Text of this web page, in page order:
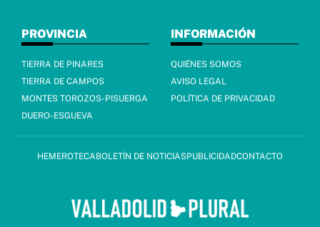
PROVINCIA
TIERRA DE PINARES
TIERRA DE CAMPOS
MONTES TOROZOS-PISUERGA
DUERO-ESGUEVA
INFORMACIÓN
QUIÉNES SOMOS
AVISO LEGAL
POLÍTICA DE PRIVACIDAD
HEMEROTECABOLETÍN DE NOTICIASPUBLICIDADCONTACTO